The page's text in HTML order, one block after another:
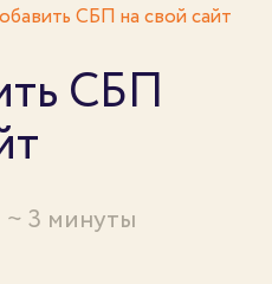
СБП на свой сайт
СБП
~ 3 минуты